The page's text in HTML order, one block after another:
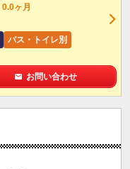
0.0ヶ月
バス・トイレ別
お問い合わせ